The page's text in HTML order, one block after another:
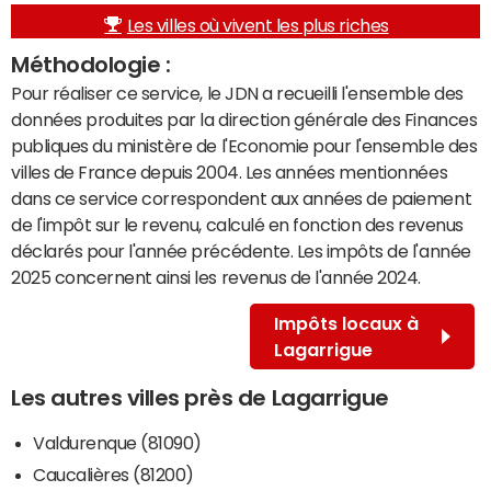
Les villes où vivent les plus riches
Méthodologie :
Pour réaliser ce service, le JDN a recueilli l'ensemble des
données produites par la direction générale des Finances
publiques du ministère de l'Economie pour l'ensemble des
villes de France depuis 2004. Les années mentionnées
dans ce service correspondent aux années de paiement
de l'impôt sur le revenu, calculé en fonction des revenus
déclarés pour l'année précédente. Les impôts de l'année
2025 concernent ainsi les revenus de l'année 2024.
Impôts locaux à
Lagarrigue
Les autres villes près de Lagarrigue
Valdurenque (81090)
Caucalières (81200)